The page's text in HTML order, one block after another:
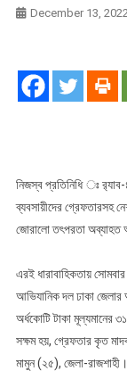
December 13,
নিজস্ব প্রতিনিধি ঃ র‍্যাব-৪
ব্যবসায়ীদের গ্রেফতারসহ
জোরালো তৎপরতা
এরই ধারাবাহিকতায়
আভিযানিক দল ঢাকা জেলার
অর্ধকোটি টাকা মূল্যমানের
সক্ষম হয়, গ্রেফতার কৃত
মামুন (২৫), জেলা-রাজশাহী।